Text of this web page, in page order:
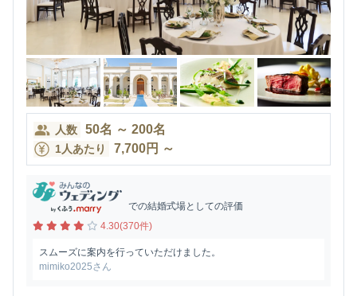
人数 50名 ～ 200名
1人あたり 7,700円 ～
での結婚式場としての評価
4.30(370件)
スムーズに案内を行っていただけました。
mimiko2025さん